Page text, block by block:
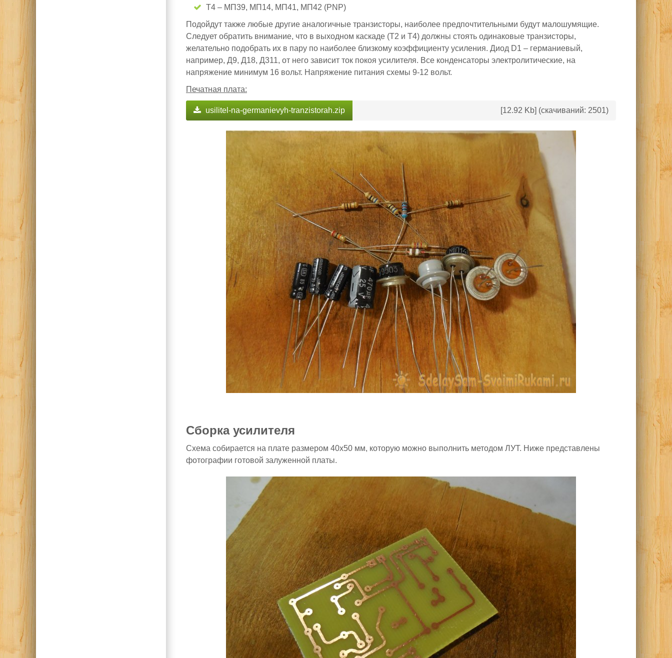
Т4 – МП39, МП14, МП41, МП42 (PNP)
Подойдут также любые другие аналогичные транзисторы, наиболее предпочтительными будут малошумящие.
Следует обратить внимание, что в выходном каскаде (Т2 и Т4) должны стоять одинаковые транзисторы,
желательно подобрать их в пару по наиболее близкому коэффициенту усиления. Диод D1 – германиевый,
например, Д9, Д18, Д311, от него зависит ток покоя усилителя. Все конденсаторы электролитические, на
напряжение минимум 16 вольт. Напряжение питания схемы 9-12 вольт.
Печатная плата:
usilitel-na-germanievyh-tranzistorah.zip [12.92 Kb] (cкачиваний: 2501)
Сборка усилителя
Схема собирается на плате размером 40х50 мм, которую можно выполнить методом ЛУТ. Ниже представлены
фотографии готовой залуженной платы.